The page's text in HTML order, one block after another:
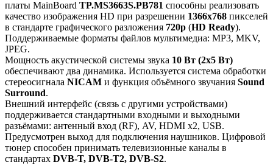
платы MainBoard TP.MS3663S.PB781 способны реализовать
качество изображения HD при разрешении 1366x768 пикселей
в стандарте графического разложения 720p (HD Ready).
Поддерживаемые форматы файлов мультимедиа: MP3, MKV,
JPEG.
Мощность акустической системы звука 10 Вт (2х5 Вт)
обеспечивают два динамика. Используется система обработки
стереосигнала NICAM и функция объёмного звучания Sound
Surround.
Внешний интерфейс (связь с другими устройствами)
поддерживается стандартными входными и выходными
разъёмами: антенный вход (RF), AV, HDMI x2, USB.
Предусмотрен выход для подключения наушников. Цифровой
тюнер способен принимать телевизионные каналы в
стандартах DVB-T, DVB-T2, DVB-S2.